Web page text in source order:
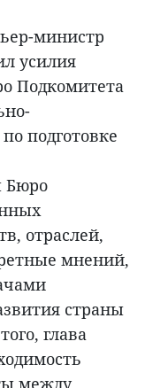
министр
усилия
Подкомитета
подготовке
Бюро
отраслей,
мнений,
страны
глава